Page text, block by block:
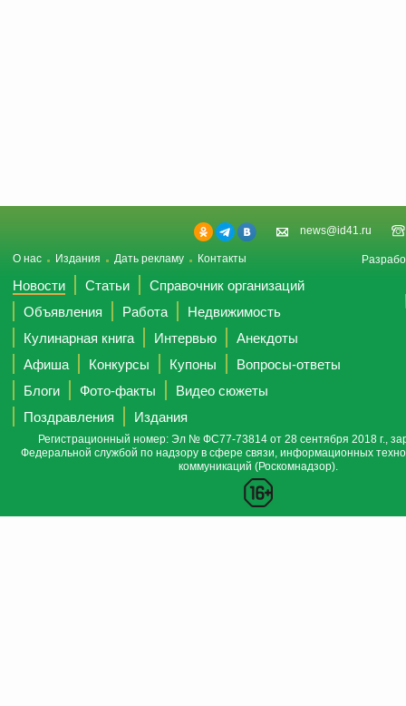
news@id41.ru
О нас Издания Дать рекламу Контакты
Новости Статьи
Справочник организаций
Объявления
Работа
Недвижимость
Кулинарная книга
Интервью
Анекдоты
Афиша
Конкурсы Купоны
Вопросы-ответы
Блоги
Фото-факты
Видео сюжеты
Поздравления
Издания
Регистрационный номер: Эл № ФС77-73814 от 28 сентября 2018 г.,
Федеральной службой по надзору в сфере связи, информационных
коммуникаций (Роскомнадзор).